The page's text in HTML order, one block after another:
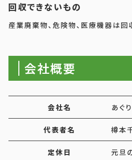
回収できないもの
産業廃棄物、危険物、医療機器は回
会社概要
会社名 あぐり
代表者名 樽本
定休日 元旦